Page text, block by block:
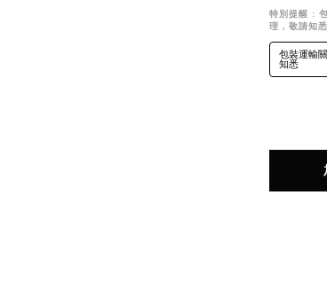
特別提醒 :
理，敬請知悉
包裝運輸
知悉